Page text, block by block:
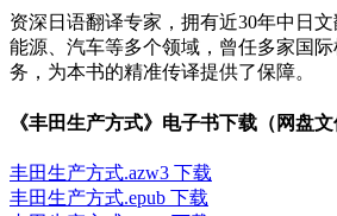
资深日语翻译专家，拥有近30年中日文
能源、汽车等多个领域，曾任多家国
务，为本书的精准传译提供了保障。
《丰田生产方式》电子书下载（网盘文
丰田生产方式.azw3 下载
丰田生产方式.epub 下载